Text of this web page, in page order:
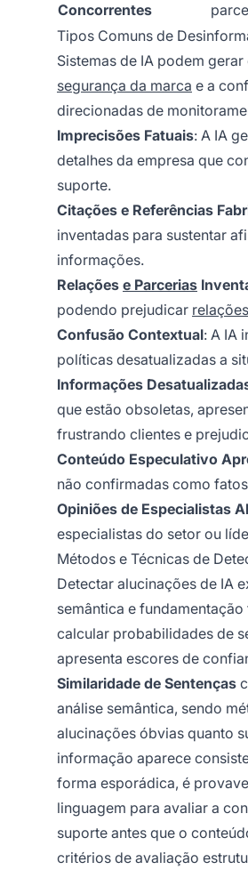
Concorrentes
Tipos Comuns de
Sistemas de IA podem
segurança da marca e a
direcionadas de
Imprecisões Fatuais: A IA
detalhes da empresa que
suporte.
Citações e Referências
inventadas para sustentar
informações.
Relações e Parcerias
podendo prejudicar
Confusão Contextual: A IA
políticas desatualizadas a
Informações
que estão obsoletas,
frustrando clientes e
Conteúdo Especulativo
não confirmadas como
Opiniões de Especialistas
especialistas do setor ou
Métodos e Técnicas de
Detectar alucinações de IA
semântica e
calcular probabilidades de
apresenta escores de
Similaridade de Sentenças
análise semântica, sendo
alucinações óbvias quanto
informação aparece
forma esporádica, é
linguagem para avaliar a
suporte antes que o
critérios de avaliação